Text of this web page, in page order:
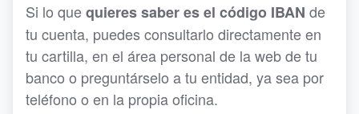
Si lo quequieres saber es el código IBAN de
tu cuenta, puedes consultarlo directamente en
tu cartilla, en el área personal de la web de tu
banco o preguntárselo a tu entidad, ya sea por
teléfono o en la propia oficina.